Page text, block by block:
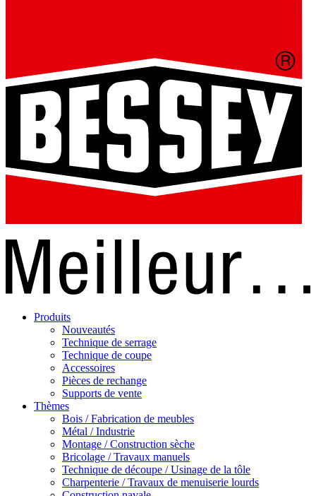
Produits
Nouveautés
Technique de serrage
Technique de coupe
Accessoires
Pièces de rechange
Supports de vente
Thèmes
Bois / Fabrication de meubles
Métal / Industrie
Montage / Construction sèche
Bricolage / Travaux manuels
Technique de découpe / Usinage de la tôle
Charpenterie / Travaux de menuiserie lourds